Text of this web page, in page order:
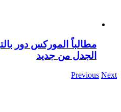
مطالباً الموركس دور
الجدل من جديد
Previous Next